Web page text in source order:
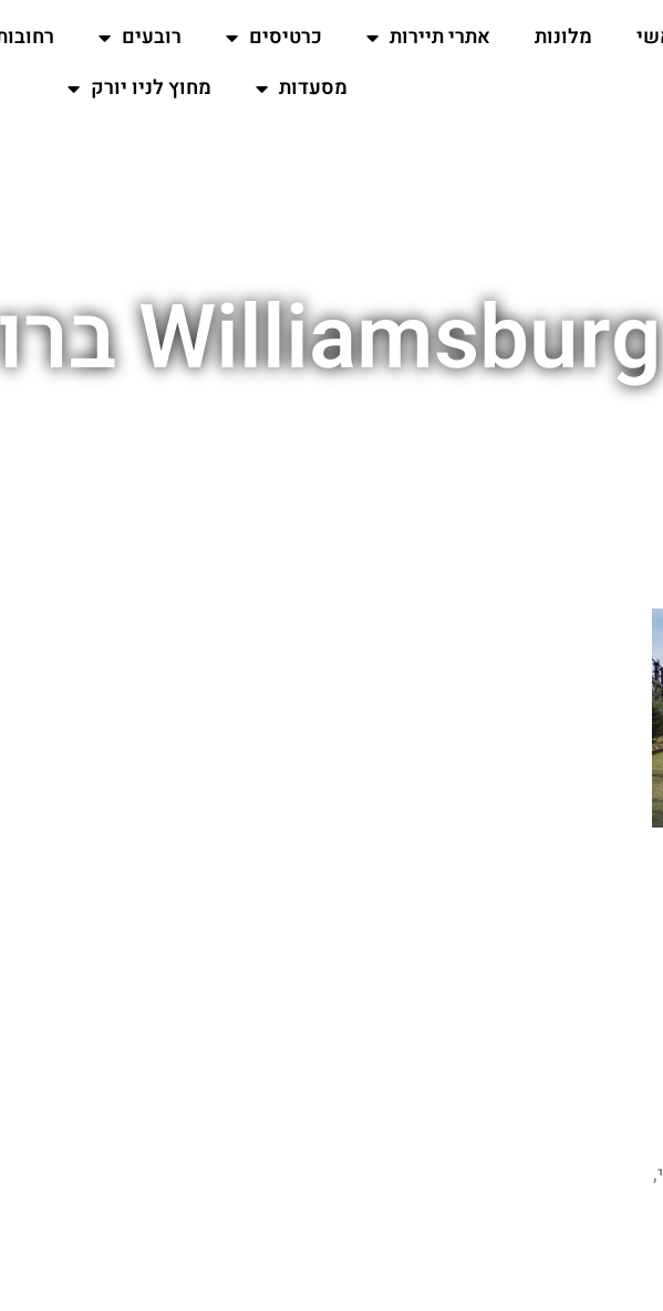
מלונות אתרי תיירות כרטיסים רובעים
מסעדות
מחוץ לניו יורק
Williamsburg ברוקלין